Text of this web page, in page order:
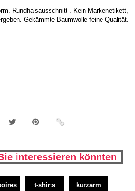
Rundhalsausschnitt . Kein Markenetikett,
Gekämmte Baumwolle feine Qualität.
interessieren könnten
t-shirts kurzarm